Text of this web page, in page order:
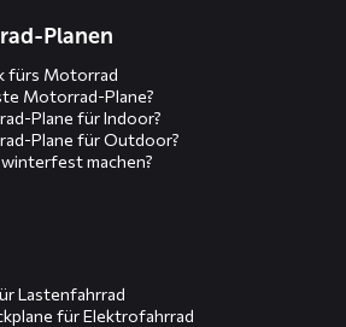
Planen
fürs Motorrad
Motorrad-Plane?
Plane für Indoor?
Plane für Outdoor?
machen?
Lastenfahrrad
für Elektrofahrrad